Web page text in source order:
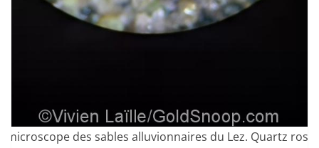
microscope des sables alluvionnaires du Lez. Quartz